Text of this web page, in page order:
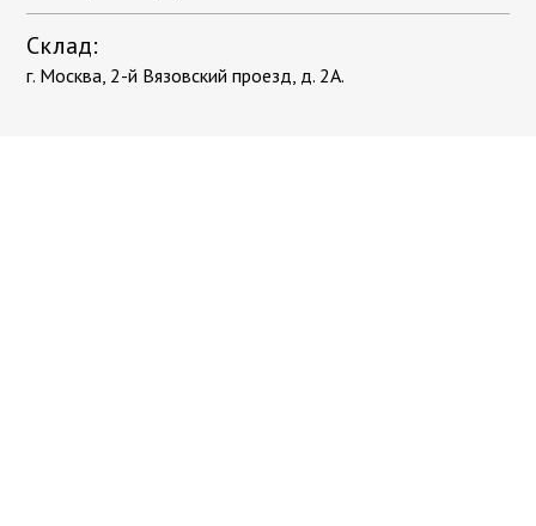
Склад:
г. Москва, 2-й Вязовский проезд, д. 2А.